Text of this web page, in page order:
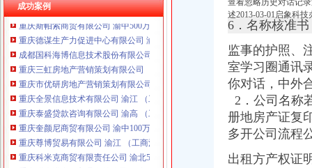
成功案例
重庆斯帕索商贸有限公司 渝中500万 （进出口权）
重庆德谋生产力促进中心有限公司 渝大10万 （工商注册）
成都国科海博信息技术股份有限公司重庆分公司 渝江 （工商注册）
重庆三虹房地产营销策划有限公司
重庆市优研房地产营销策划有限公司
重庆全景信息技术有限公司 渝江 （工商注册）
重庆泰盛贷款咨询有限公司 渝高 （工商注册）
重庆奎颜尼商贸有限公司 渝中100万 （工商注册）
重庆尊博贸易有限公司 渝江 （工商注册）
重庆科米克商贸有限责任公司 渝北50万 （工商注册）
重庆瑾崇进出口贸易有限公司 渝中100万 （进出口权）
查看忽略历史对话记
述2013-03-01启象科
6．名称核准
监事的护照、
室学习圈通讯
你对话， 中外
2．公司名称
册地房产证复
多开公司流程
出租方产权证